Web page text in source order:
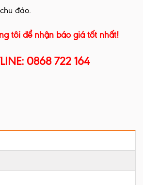
đáo.
tôi để nhận báo giá tốt nhất!
0868 722 164